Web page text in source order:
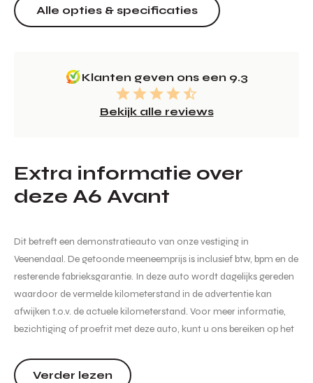
Alle opties & specificaties
Klanten geven ons een 9.3
Bekijk alle reviews
Extra informatie over
deze A6 Avant
Dit betreft een demonstratieauto van onze vestiging in
Veenendaal. De getoonde meeneemprijs is inclusief btw, bpm en de
resterende fabrieksgarantie. In deze auto wordt dagelijks gereden
waardoor de vermelde kilometerstand in de advertentie kan
afwijken t.o.v. de actuele kilometerstand. Voor meer informatie,
bezichtiging of proefrit met deze auto, kunt u ons bereiken op het
verkoop@dewaalautogroep.nl. Wij informeren u hier graag over....
Verder lezen